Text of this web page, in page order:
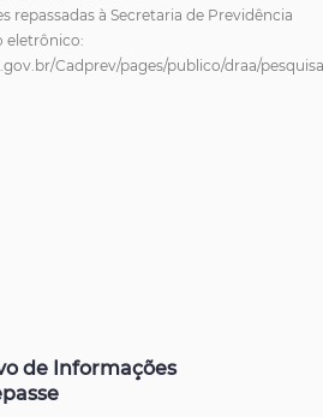
repassadas à Secretaria de Previdência
eletrônico:
Cadprev/pages/publico/draa/
de Informações